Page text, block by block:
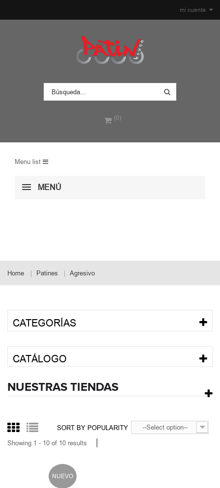
mi cuenta
(0)
Menu list
MENÚ
Home
Patines Agresivo
CATEGORÍAS
CATÁLOGO
NUESTRAS TIENDAS
SORT BY POPULARITY
--Select option--
Showing 1 - 10 of 10 results
NUEVO